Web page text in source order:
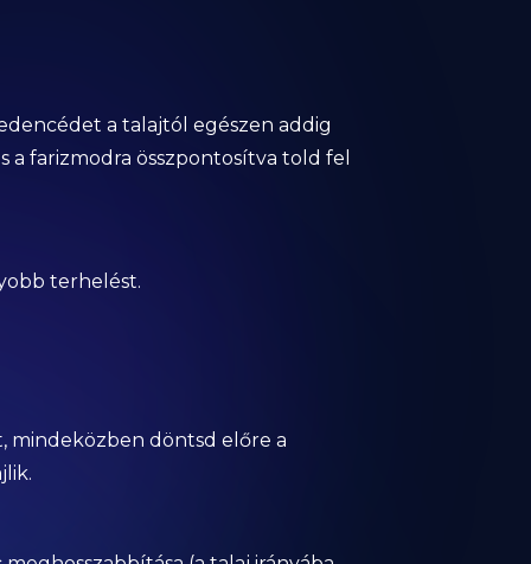
a talajtól egészen addig
a farizmodra összpontosítva told fel
terhelést.
mindeközben döntsd előre a